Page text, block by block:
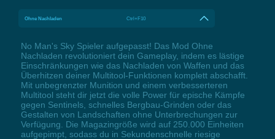
Ohne Nachladen Ctrl+F10
No Man's Sky Spieler aufgepasst! Das Mod Ohne
Nachladen revolutioniert dein Gameplay, indem es lästige
Einschränkungen wie das Nachladen von Waffen und das
Überhitzen deiner Multitool-Funktionen komplett abschafft.
Mit unbegrenzter Munition und einem verbesserteren
Multitool steht dir jetzt die volle Power für epische Kämpfe
gegen Sentinels, schnelles Bergbau-Grinden oder das
Gestalten von Landschaften ohne Unterbrechungen zur
Verfügung. Die Magazingröße wird auf 250.000 Einheiten
aufgepimpt, sodass du in Sekundenschnelle riesige